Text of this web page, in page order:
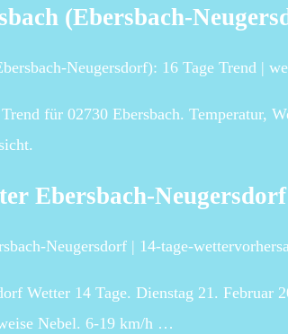
(Ebersbach-
Neugersdorf): 16 Tage Trend |
für 02730 Ebersbach. Temperatur,
Ebersbach-Neugersdorf
Neugersdorf | 14-tage-
Wetter 14 Tage. Dienstag 21.
Nebel. 6-19 km/h …